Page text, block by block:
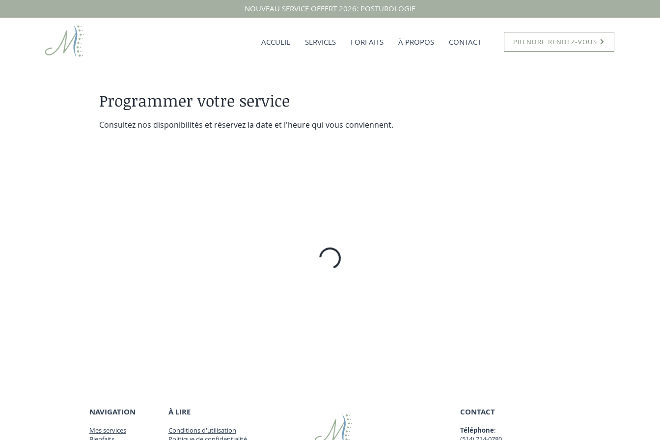
NOUVEAU SERVICE OFFERT 2026: POSTUROLOGIE
ACCUEIL SERVICES FORFAITS À PROPOS CONTACT PRENDRE RENDEZ-VOUS
Programmer votre service
Consultez nos disponibilités et réservez la date et l'heure qui vous conviennent.
NAVIGATION
Mes services
À LIRE
Conditions d'utilisation
CONTACT
Téléphone: